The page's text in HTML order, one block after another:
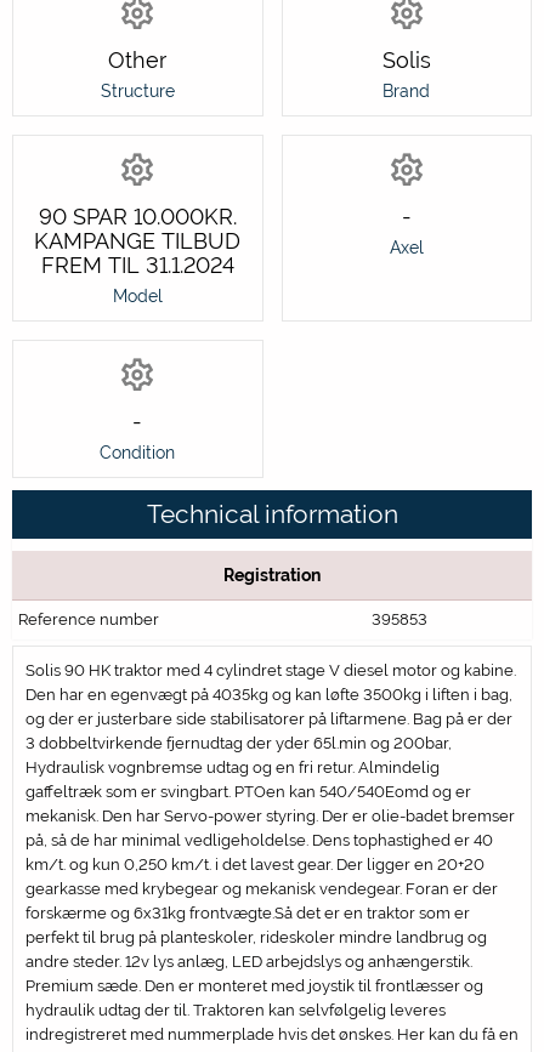
Other
Structure
Solis
Brand
90 SPAR 10.000KR.
KAMPANGE TILBUD
FREM TIL 31.1.2024
Model
-
Axel
-
Condition
Technical information
Registration
Reference number 395853
Solis 90 HK traktor med 4 cylindret stage V diesel motor og kabine.
Den har en egenvægt på 4035kg og kan løfte 3500kg i liften i bag,
og der er justerbare side stabilisatorer på liftarmene. Bag på er der
3 dobbeltvirkende fjernudtag der yder 65l.min og 200bar,
Hydraulisk vognbremse udtag og en fri retur. Almindelig
gaffeltræk som er svingbart. PTOen kan 540/540Eomd og er
mekanisk. Den har Servo-power styring. Der er olie-badet bremser
på, så de har minimal vedligeholdelse. Dens tophastighed er 40
km/t. og kun 0,250 km/t. i det lavest gear. Der ligger en 20+20
gearkasse med krybegear og mekanisk vendegear. Foran er der
forskærme og 6x31kg frontvægte.Så det er en traktor som er
perfekt til brug på planteskoler, rideskoler mindre landbrug og
andre steder. 12v lys anlæg, LED arbejdslys og anhængerstik.
Premium sæde. Den er monteret med joystik til frontlæsser og
hydraulik udtag der til. Traktoren kan selvfølgelig leveres
indregistreret med nummerplade hvis det ønskes. Her kan du få en